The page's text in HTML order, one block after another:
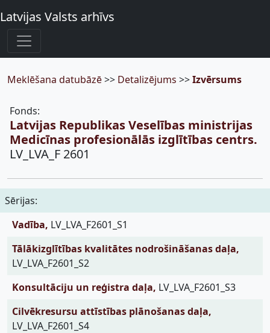
Latvijas Valsts arhīvs
Meklēšana datubāzē>> Detalizējums >>Izvērsums
Fonds:
Latvijas Republikas Veselības ministrijas
Medicīnas profesionālās izglītības centrs.
LV_LVA_F 2601
Sērijas:
Vadība, LV_LVA_F2601_S1
Tālākizglītības kvalitātes nodrošināšanas daļa,
LV_LVA_F2601_S2
Konsultāciju un reģistra daļa, LV_LVA_F2601_S3
Cilvēkresursu attīstības plānošanas daļa,
LV_LVA_F2601_S4